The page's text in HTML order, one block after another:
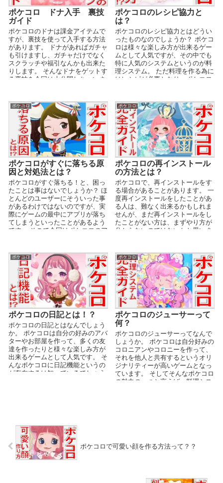
ポケコロ ドナ入手 裏技
ガイド
ポケコロのドナは課金アイテムで
すが、裏技を使って入手する方法
があります。 ドナがあればガチャ
も引けますし、ガチャだけでなく
スクラッチや福引なんかも出来た
りします。 そんなドナをゲットす
る裏技を今回は大公開しちゃいま
ポケコロのレシピ協力と
は？
ポケコロのレシピ協力とはどうい
ったものなのでしょうか？ ポケコ
ロは様々な楽しみ方が出来るゲー
ムとして人気ですが、その中でも
特に人気のシステムというのが料
理システム。 ただ料理を作る為に
はレシピが必要となり、ポケコロ
ポケコロ
ポケコロがすぐに落ちる原
因と対処法とは？
ポケコロがすぐ落ちる！と、困っ
たことは事はないでしょうか？ ほ
とんどのユーザーにそういった事
があるわけではないのですが、実
際にゲームの最中にアプリが落ち
てしまうといったことがあるよう
です。 そこで今回はポケコロのア
ポケコロ
ポケコロの再インストール
の方法とは？
ポケコロで、再インストールをす
る場合があることがあります。 一
度再インストールをしたことがあ
る人は、難なく出来るかもしれま
せんが、まだ再インストールをし
たことがない方は、まずやり方が
分からないのではないかと思いま
ポケコロ
ポケコロの日記とは！？
ポケコロの日記とはなんでしょう
か。 ポケコロは自分の好みのアバ
ターやお部屋を作って、多くの友
達を作ったりと様々な楽しみ方が
出来るゲームとして人気です。 そ
んなポケコロに日記機能というの
が存在するは知っているでしょう
ポケコロ
ポケコロのジューサーって
何？
ポケコロのジューサーってなんで
しょうか。 ポケコロは自分好みの
コロニアンやコロニーを作って、
それを他人と共有するというオリ
ジナリティーが高いゲームとなっ
ています。 そしてそんなポケコロ
の魅力の一つと言えば、料理シス
ポケコロで可愛い顔を作る方法って？？